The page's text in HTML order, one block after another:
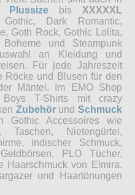
Plussize bis XXXXXL
Dark Romantic,
Goth Rock, Gothic Lolita,
und Steampunk
an Kleidung und
Für jede Jahreszeit
Röcke und Blusen für den
Mäntel. Im EMO Shop
T-Shirts mit crazy
Zubehörund Schmuck
Gothic Accessoires wie
Taschen, Nietengürtel,
indischer Schmuck,
PLO Tücher,
Haarschmuck von Elmira.
und Haartönungen